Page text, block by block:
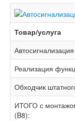
Товар/услуга
Автосигнализация
Реализация
Обходчик
ИТОГО с
(B8):